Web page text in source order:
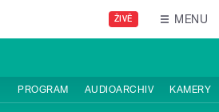
ŽIVĚ MENU
PROGRAM AUDIOARCHIV KAMERY